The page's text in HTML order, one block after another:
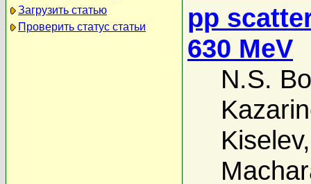
Загрузить статью
Проверить статус статьи
pp
630 MeV
N.S.
Kiselev